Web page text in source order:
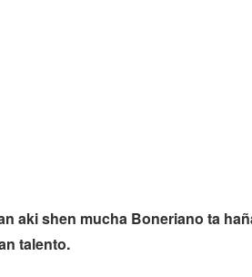
aki shen mucha Boneriano ta
talento.